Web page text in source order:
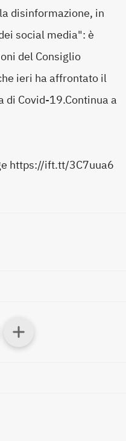
disinformazione, in
social media": è
del Consiglio
ieri ha affrontato il
Covid-19.Continua a
https://ift.tt/3C7uua6